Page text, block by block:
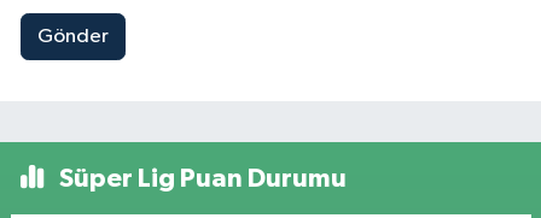
Gönder
Süper Lig Puan Durumu